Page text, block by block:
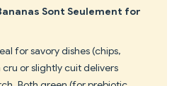
Sont Seulement for
for savory dishes (chips,
or slightly cuit delivers